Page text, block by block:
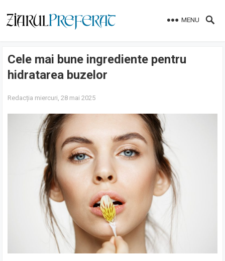
MENU
Cele mai bune ingrediente pentru
hidratarea buzelor
Redacția miercuri, 28 mai 2025